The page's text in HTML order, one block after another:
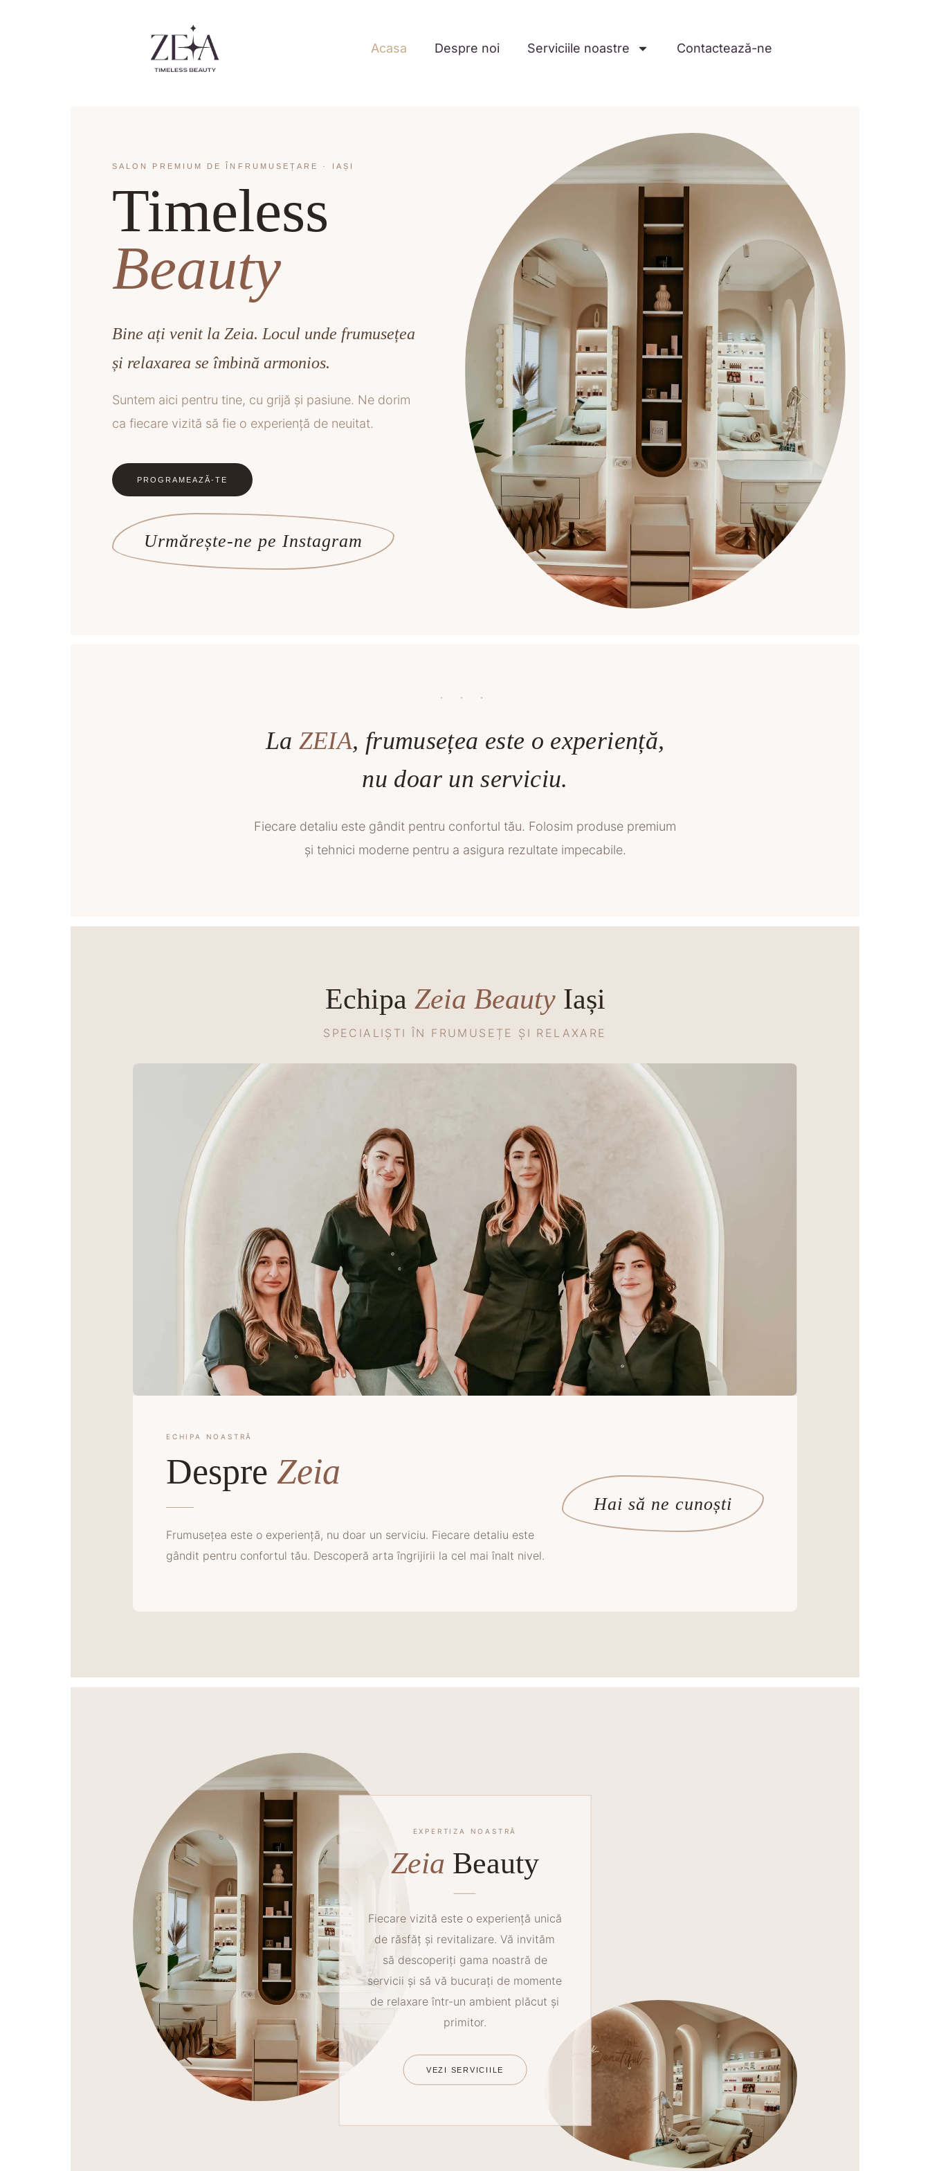
Acasa Despre noi Serviciile noastre Contactează-ne
SALON PREMIUM DE ÎNFRUMUSEȚARE · IAȘI
Timeless
Beauty
Bine ați venit la Zeia. Locul unde frumusețea
și relaxarea se îmbină armonios.
Suntem aici pentru tine, cu grijă și pasiune. Ne dorim
ca fiecare vizită să fie o experiență de neuitat.
PROGRAMEAZĂ-TE
Urmărește-ne pe Instagram
· · ·
La ZEIA, frumusețea este o experiență,
nu doar un serviciu.
Fiecare detaliu este gândit pentru confortul tău. Folosim produse premium
și tehnici moderne pentru a asigura rezultate impecabile.
Echipa Zeia BeautyIași
SPECIALIȘTI ÎN FRUMUSEȚE ȘI RELAXARE
ECHIPA NOASTRĂ
Despre Zeia
Frumusețea este o experiență, nu doar un serviciu. Fiecare detaliu este
gândit pentru confortul tău. Descoperă arta îngrijirii la cel mai înalt nivel.
Hai să ne cunoști
EXPERTIZA NOASTRĂ
Zeia Beauty
Fiecare vizită este o experiență unică
de răsfăț și revitalizare. Vă invităm
să descoperiți gama noastră de
servicii și să vă bucurați de momente
de relaxare într-un ambient plăcut și
primitor.
VEZI SERVICIILE